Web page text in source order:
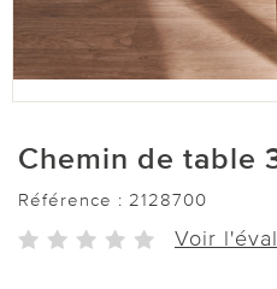
Chemin de table
Référence : 2128700
Voir